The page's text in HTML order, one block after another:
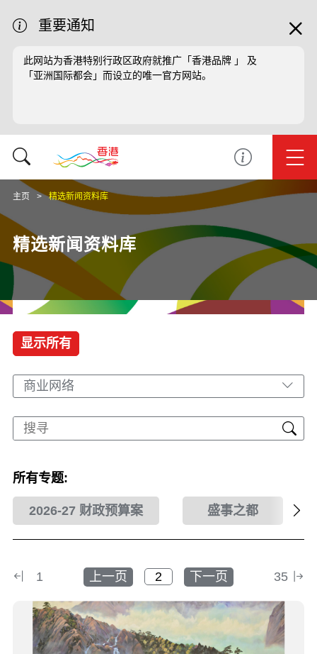
重要通知
此网站为香港特别行政区政府就推广「香港品牌 」 及
「亚洲国际都会」而设立的唯一官方网站。
主页 精选新闻资料库
精选新闻资料库
显示所有
商业网络
所有专题:
2026-27 财政预算案 盛事之都
1 上一页 下一页 35